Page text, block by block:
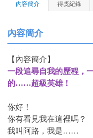
內容簡介 得獎紀錄
內容簡介
【內容簡介】
一段追尋自我的歷程，
的……超級英雄！
你好！
你有看見我在這裡嗎？
我叫阿路，我是……